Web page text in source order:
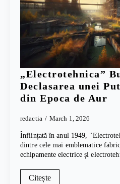
„Electrotehnica”
Declasarea unei
din Epoca de Aur
redactia March 1, 2026
Înființată în anul 1949,
dintre cele mai emblematice
echipamente electrice și
Citește